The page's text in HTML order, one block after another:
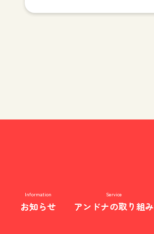
Information
お知らせ
Service
アンドナの取り組み